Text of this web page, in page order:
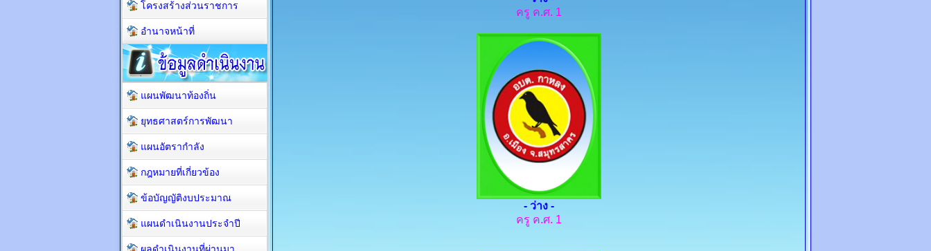
ครู ค.ศ. 1
- ว่าง -
ครู ค.ศ. 1
โครงสร้างส่วนราชการ
อำนาจหน้าที่
แผนพัฒนาท้องถิ่น
ยุทธศาสตร์การพัฒนา
แผนอัตรากำลัง
กฎหมายที่เกี่ยวข้อง
ข้อบัญญัติงบประมาณ
แผนดำเนินงานประจำปี